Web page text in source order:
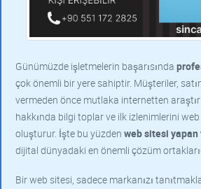
Günümüzde işletmelerin başarısında
çok önemli bir yere sahiptir. Müşteriler,
vermeden önce mutlaka internetten
hakkında bilgi toplar ve ilk izlenimlerini
oluşturur. İşte bu yüzden web sitesi
dijital dünyadaki en önemli çözüm
Bir web sitesi, sadece markanızı